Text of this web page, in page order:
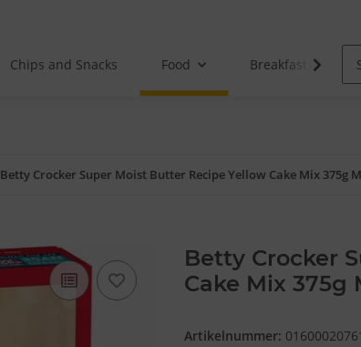
Chips and Snacks Food Breakfast
Betty Crocker Super Moist Butter Recipe Yellow Cake Mix 375g
Betty Crocker
Cake Mix 375g
Artikelnummer: